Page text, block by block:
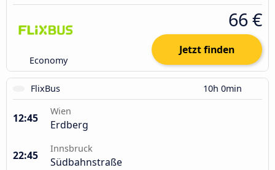
Economy
66 €
Jetzt finden
FlixBus 10h 0min
12:45
Wien
Erdberg
22:45
Innsbruck
Südbahnstraße